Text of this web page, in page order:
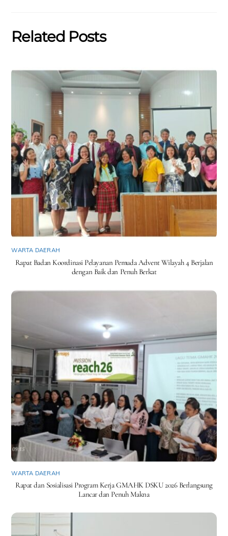
Related Posts
WARTA DAERAH
Rapat Badan Koordinasi Pelayanan Pemuda Advent Wilayah 4 Berjalan
dengan Baik dan Penuh Berkat
WARTA DAERAH
Rapat dan Sosialisasi Program Kerja GMAHK DSKU 2026 Berlangsung
Lancar dan Penuh Makna